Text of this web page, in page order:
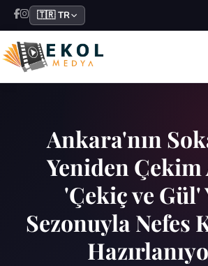
🇹🇷 TR
Ankara'nın
Yeniden Çekim
'Çekiç ve Gül'
Sezonuyla Nefes